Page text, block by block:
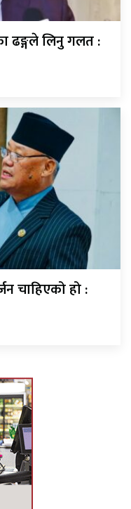
ढङ्गले लिनु गलत :
चाहिएको हो :